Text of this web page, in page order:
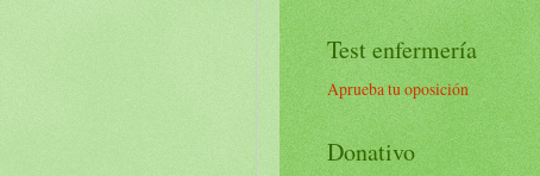
Test enfermería
Aprueba tu oposición
Donativo